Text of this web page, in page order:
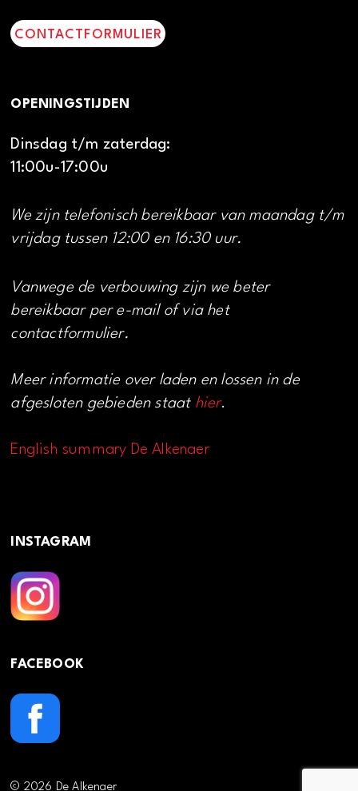
CONTACTFORMULIER
OPENINGSTIJDEN
Dinsdag t/m zaterdag:
11:00u-17:00u
We zijn telefonisch bereikbaar van maandag t/m
vrijdag tussen 12:00 en 16:30 uur.
Vanwege de verbouwing zijn we beter
bereikbaar per e-mail of via het
contactformulier.
Meer informatie over laden en lossen in de
afgesloten gebieden staat hier.
English summary De Alkenaer
INSTAGRAM
FACEBOOK
© 2026 De Alkenaer